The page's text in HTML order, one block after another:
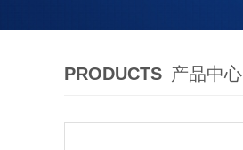
PRODUCTS 产品中心